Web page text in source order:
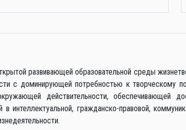
развивающей образовательной среды
с доминирующей потребностью к творческому
действительности, обеспечивающей
интеллектуальной, гражданско-правовой,